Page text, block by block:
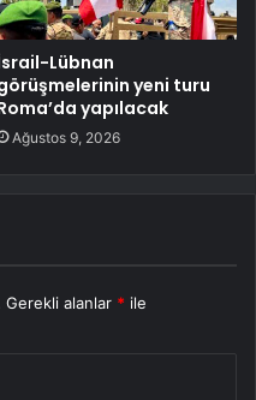
Lübnan
yeni turu
yapılacak
Ağustos 9, 2026
Gerekli alanlar * ile